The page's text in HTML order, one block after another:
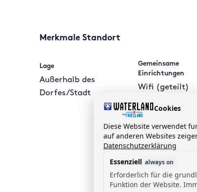
Merkmale Standort
Lage
Außerhalb des
Dorfes/Stadt
Gemeinsame
Einrichtungen
Wifi (geteilt)
Parkfläche
Kinderspielplatz
Cookies
Diese Website verwendet
auf anderen Websites
Datenschutzerklärung
Essenziell always on
Erforderlich für die
Funktion der Website.